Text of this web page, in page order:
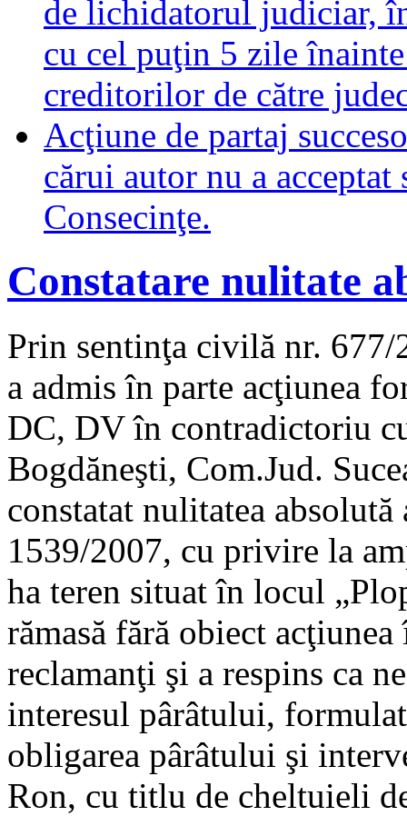
de lichidatorul judiciar,
cu cel puţin 5 zile
creditorilor de către
Acţiune de partaj
cărui autor nu a
Consecinţe.
Constatare nulitate
Prin sentinţa civilă nr.
a admis în parte acţiunea
DC, DV în contradictoriu
Bogdăneşti, Com.Jud.
constatat nulitatea
1539/2007, cu privire la
ha teren situat în locul
rămasă fără obiect
reclamanţi şi a respins ca
interesul pârâtului,
obligarea pârâtului şi
Ron, cu titlu de cheltuieli